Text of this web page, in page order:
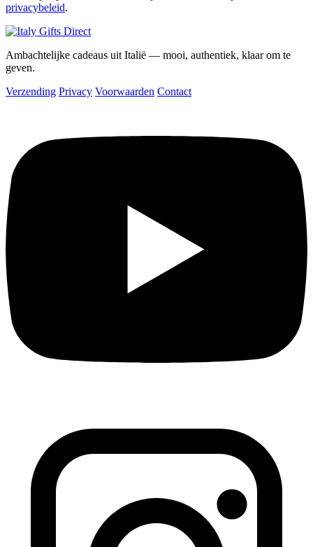
privacybeleid.
Ambachtelijke cadeaus uit Italië — mooi, authentiek, klaar om te
geven.
Verzending Privacy Voorwaarden Contact